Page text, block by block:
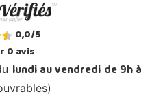
0,0/5
0avis
lundi au vendredi de 9h à